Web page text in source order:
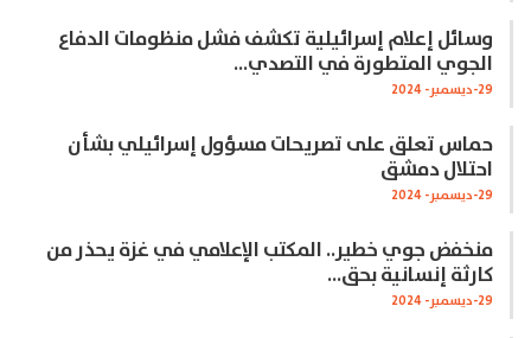
وسائل إعلام إسرائيلية تكشف فشل منظومات الدفاع
الجوي المتطورة في التصدي…
29-ديسمبر- 2024
حماس تعلق على تصريحات مسؤول إسرائيلي بشأن
احتلال دمشق
29-ديسمبر- 2024
منخفض جوي خطير.. المكتب الإعلامي في غزة يحذر من
كارثة إنسانية بحق…
29-ديسمبر- 2024